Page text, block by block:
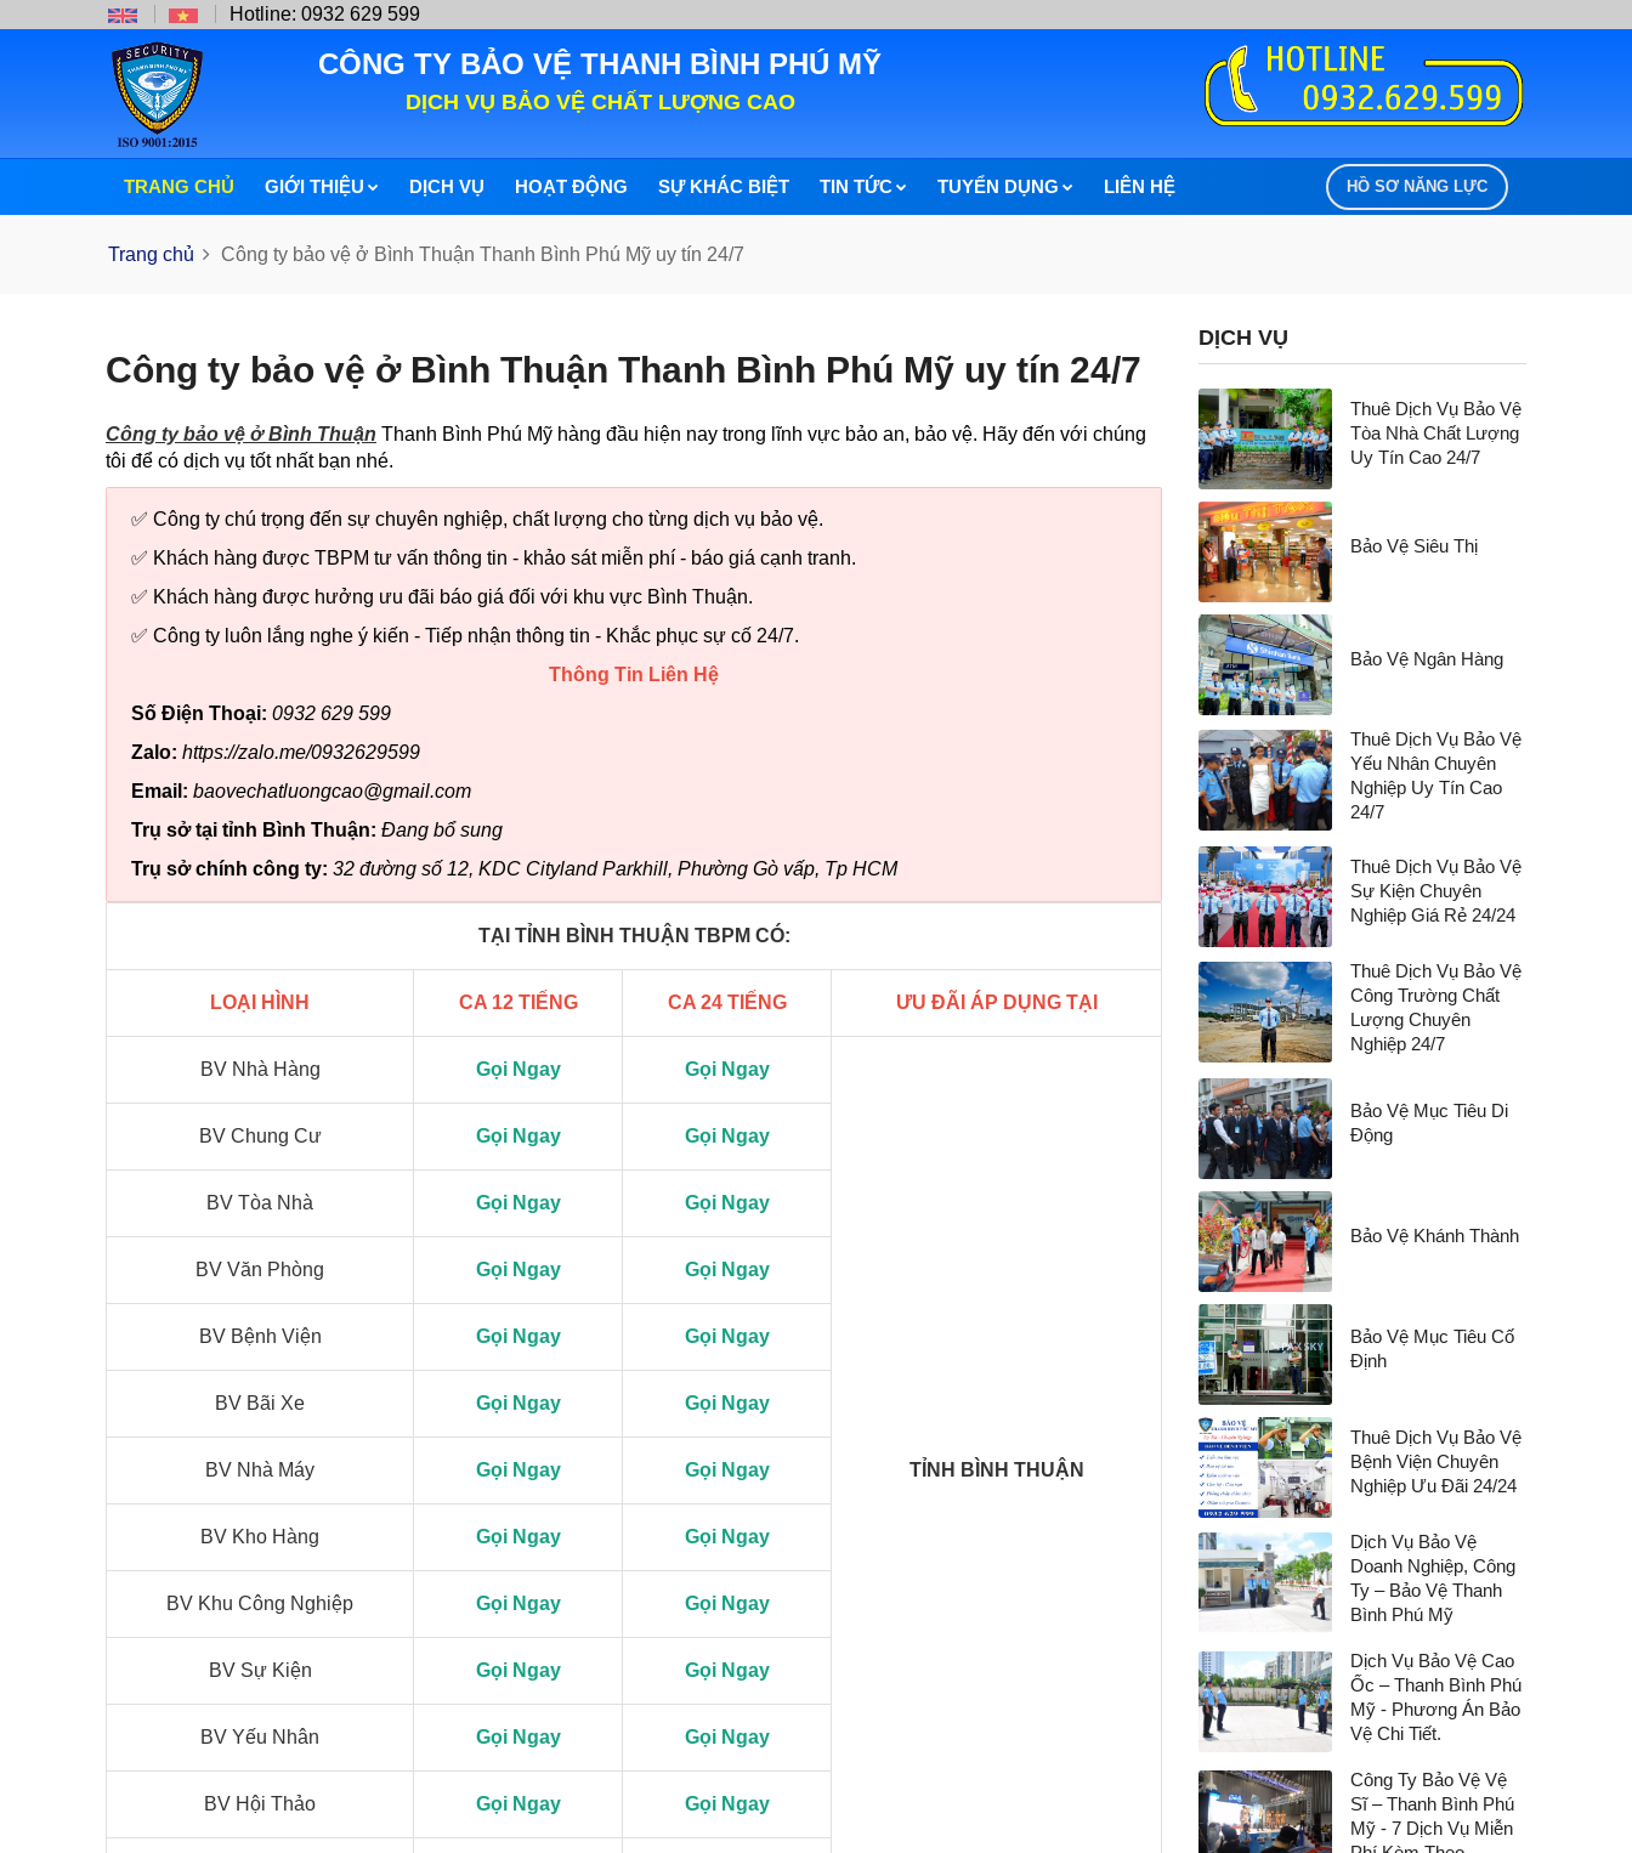
Hotline: 0932 629 599
CÔNG TY BẢO VỆ THANH BÌNH PHÚ MỸ
DỊCH VỤ BẢO VỆ CHẤT LƯỢNG CAO
HỒ SƠ NĂNG LỰC
TRANG CHỦ GIỚI THIỆU DỊCH VỤ HOẠT ĐỘNG SỰ KHÁC BIỆT TIN TỨC TUYỂN DỤNG LIÊN HỆ
Trang chủ Công ty bảo vệ ở Bình Thuận Thanh Bình Phú Mỹ uy tín 24/7
Công ty bảo vệ ở Bình Thuận Thanh Bình Phú Mỹ uy tín 24/7
Công ty bảo vệ ở Bình Thuận Thanh Bình Phú Mỹ hàng đầu hiện nay trong lĩnh vực bảo an, bảo vệ. Hãy đến với chúng
tôi để có dịch vụ tốt nhất bạn nhé.
✅ Công ty chú trọng đến sự chuyên nghiệp, chất lượng cho từng dịch vụ bảo vệ.
✅ Khách hàng được TBPM tư vấn thông tin - khảo sát miễn phí - báo giá cạnh tranh.
✅ Khách hàng được hưởng ưu đãi báo giá đối với khu vực Bình Thuận.
✅ Công ty luôn lắng nghe ý kiến - Tiếp nhận thông tin - Khắc phục sự cố 24/7.
Thông Tin Liên Hệ
Số Điện Thoại: 0932 629 599
Zalo: https://zalo.me/0932629599
Email: baovechatluongcao@gmail.com
Trụ sở tại tỉnh Bình Thuận: Đang bổ sung
Trụ sở chính công ty: 32 đường số 12, KDC Cityland Parkhill, Phường Gò vấp, Tp HCM
TẠI TỈNH BÌNH THUẬN TBPM CÓ:
LOẠI HÌNH CA 12 TIẾNG CA 24 TIẾNG ƯU ĐÃI ÁP DỤNG TẠI
BV Nhà Hàng Gọi Ngay Gọi Ngay
TỈNH BÌNH THUẬN
BV Chung Cư Gọi Ngay Gọi Ngay
BV Tòa Nhà Gọi Ngay Gọi Ngay
BV Văn Phòng Gọi Ngay Gọi Ngay
BV Bệnh Viện Gọi Ngay Gọi Ngay
BV Bãi Xe Gọi Ngay Gọi Ngay
BV Nhà Máy Gọi Ngay Gọi Ngay
BV Kho Hàng Gọi Ngay Gọi Ngay
BV Khu Công Nghiệp Gọi Ngay Gọi Ngay
BV Sự Kiện Gọi Ngay Gọi Ngay
BV Yếu Nhân Gọi Ngay Gọi Ngay
BV Hội Thảo Gọi Ngay Gọi Ngay
DỊCH VỤ
Thuê Dịch Vụ Bảo Vệ
Tòa Nhà Chất Lượng
Uy Tín Cao 24/7
Bảo Vệ Siêu Thị
Bảo Vệ Ngân Hàng
Thuê Dịch Vụ Bảo Vệ
Yếu Nhân Chuyên
Nghiệp Uy Tín Cao
24/7
Thuê Dịch Vụ Bảo Vệ
Sự Kiện Chuyên
Nghiệp Giá Rẻ 24/24
Thuê Dịch Vụ Bảo Vệ
Công Trường Chất
Lượng Chuyên
Nghiệp 24/7
Bảo Vệ Mục Tiêu Di
Động
Bảo Vệ Khánh Thành
Bảo Vệ Mục Tiêu Cố
Định
Thuê Dịch Vụ Bảo Vệ
Bệnh Viện Chuyên
Nghiệp Ưu Đãi 24/24
Dịch Vụ Bảo Vệ
Doanh Nghiệp, Công
Ty – Bảo Vệ Thanh
Bình Phú Mỹ
Dịch Vụ Bảo Vệ Cao
Ốc – Thanh Bình Phú
Mỹ - Phương Án Bảo
Vệ Chi Tiết.
Công Ty Bảo Vệ Vệ
Sĩ – Thanh Bình Phú
Mỹ - 7 Dịch Vụ Miễn